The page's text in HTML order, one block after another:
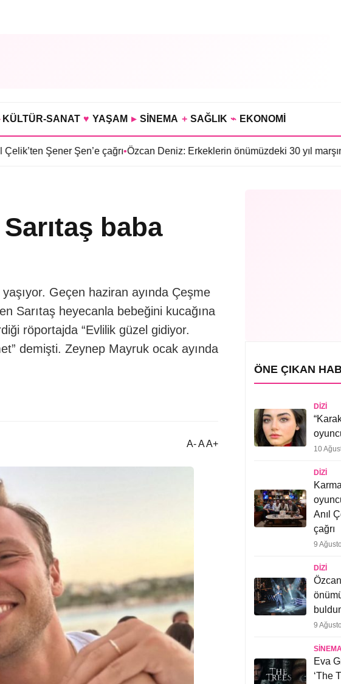
KÜLTÜR-SANAT ♥ YAŞAM ▸ SİNEMA + SAĞLIK ⌁ EKONOMİ
Şen’e çağrı•Özcan Deniz: Erkeklerin önümüzdeki 30 yıl marşını buldum•
Sarıtaş baba
yaşıyor. Geçen haziran ayında Çeşme
Sarıtaş heyecanla bebeğini kucağına
röportajda “Evlilik güzel gidiyor.
demişti. Zeynep Mayruk ocak ayında
A- A A+
ÖNE ÇIKAN
DIZI
10
DIZI
Anıl
çağrı
9
DIZI
9
Eva
‘The